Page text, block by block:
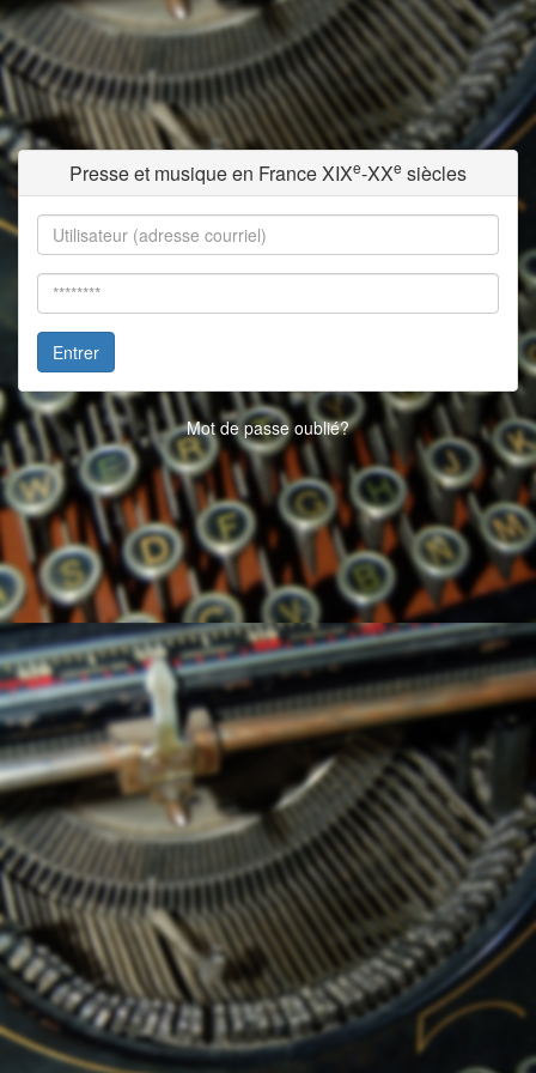
Presse et musique en France XIXe-XXe siècles
Entrer
Mot de passe oublié?